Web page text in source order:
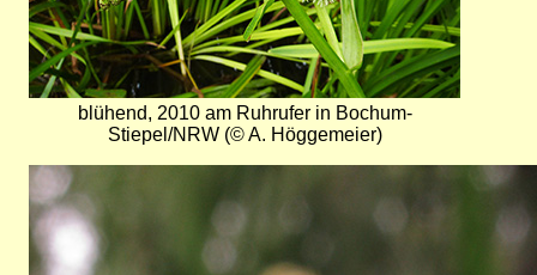
blühend, 2010 am Ruhrufer in Bochum-
Stiepel/NRW (© A. Höggemeier)
Bild